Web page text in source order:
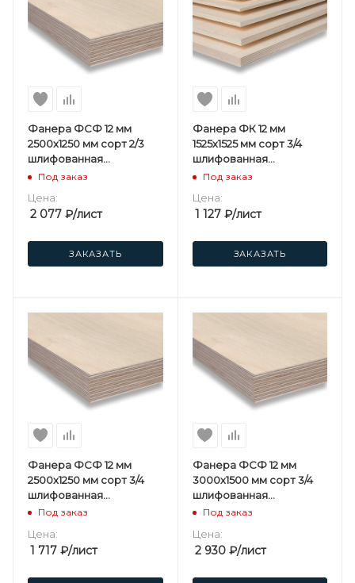
Фанера ФСФ 12 мм
2500х1250 мм сорт 2/3
шлифованная
березовая
Под заказ
Цена:
2 077 ₽/лист
ЗАКАЗАТЬ
Фанера ФК 12 мм
1525х1525 мм сорт 3/4
шлифованная
березовая
Под заказ
Цена:
1 127₽/лист
ЗАКАЗАТЬ
Фанера ФСФ 12 мм
2500х1250 мм сорт 3/4
шлифованная
березовая
Под заказ
Цена:
1 717 ₽/лист
Фанера ФСФ 12 мм
3000х1500 мм сорт 3/4
шлифованная
березовая
Под заказ
Цена:
2 930₽/лист